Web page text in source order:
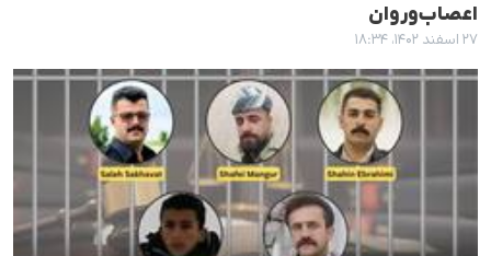
اعصاب‌وروان
۲۷ اسفند ۱۴۰۲، ۱۸:۳۴